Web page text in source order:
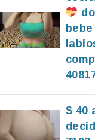
$ 40